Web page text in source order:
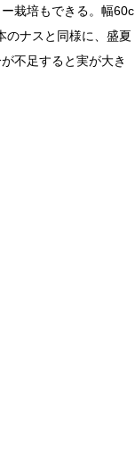
栽培もできる。幅60c
のナスと同様に、盛夏
不足すると実が大き